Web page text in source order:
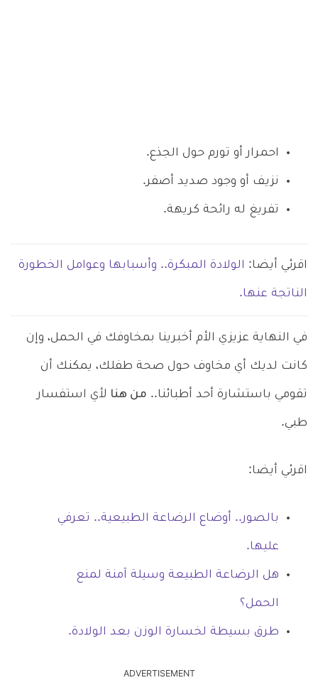
احمرار أو تورم حول الجذع.
نزيف أو وجود صديد أصفر.
تفريغ له رائحة كريهة.
اقرئي أيضا: الولادة المبكرة.. وأسبابها وعوامل الخطورة
الناتجة عنها.
في النهاية عزيزي الأم أخبرينا بمخاوفك في الحمل، وإن
كانت لديك أي مخاوف حول صحة طفلك، يمكنك أن
تقومي باستشارة أحد أطبائنا.. من هنا لأي استفسار
طبي.
اقرئي أيضا:
بالصور.. أوضاع الرضاعة الطبيعية.. تعرفي
عليها.
هل الرضاعة الطبيعة وسيلة آمنة لمنع
الحمل؟
طرق بسيطة لخسارة الوزن بعد الولادة.
ADVERTISEMENT